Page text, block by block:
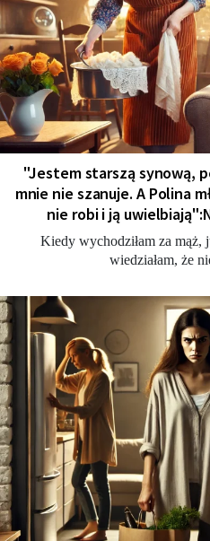
"Jestem starszą synową,
mnie nie szanuje. A Polina
nie robi i ją
Kiedy wychodziłam za mąż,
wiedziałam, że